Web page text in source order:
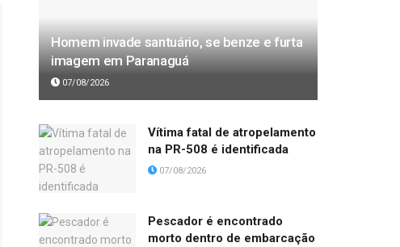
Homem invade santuário, se benze e furta
imagem em Paranaguá
07/08/2026
Vítima fatal de atropelamento
na PR-508 é identificada
07/08/2026
Pescador é encontrado
morto dentro de embarcação